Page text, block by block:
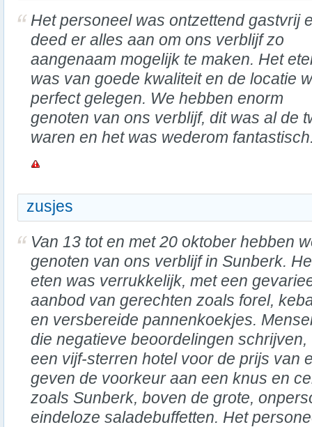
Het personeel was ontzettend gastvrij
deed er alles aan om ons verblijf zo
aangenaam mogelijk te maken. Het
was van goede kwaliteit en de locatie
perfect gelegen. We hebben enorm
genoten van ons verblijf, dit was al de
waren en het was wederom
zusjes
Van 13 tot en met 20 oktober hebben
genoten van ons verblijf in Sunberk.
eten was verrukkelijk, met een
aanbod van gerechten zoals forel,
en versbereide pannenkoekjes.
die negatieve beoordelingen
een vijf-sterren hotel voor de prijs van
geven de voorkeur aan een knus en
zoals Sunberk, boven de grote,
eindeloze saladebuffetten. Het